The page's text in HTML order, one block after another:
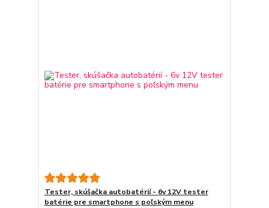
Tester, skúšačka autobatérií - 6v 12V tester
batérie pre smartphone s poľským menu